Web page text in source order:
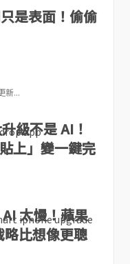
是表面！偷偷
新...
級不是 AI！
上」變一鍵完
太慢！蘋果
略比想像更聰